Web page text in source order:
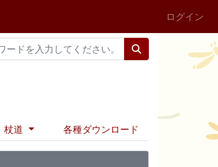
ログイン
杖道 各種ダウンロード